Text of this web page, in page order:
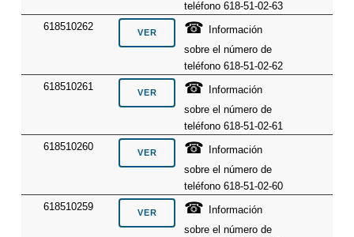
teléfono 618-51-02-63
618510262
☎
Información
sobre el número de
teléfono 618-51-02-62
618510261
☎
Información
sobre el número de
teléfono 618-51-02-61
618510260
☎
Información
sobre el número de
teléfono 618-51-02-60
618510259
☎
Información
sobre el número de